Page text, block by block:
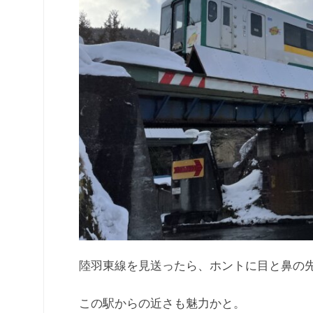
陸羽東線を見送ったら、ホントに目と鼻の
この駅からの近さも魅力かと。